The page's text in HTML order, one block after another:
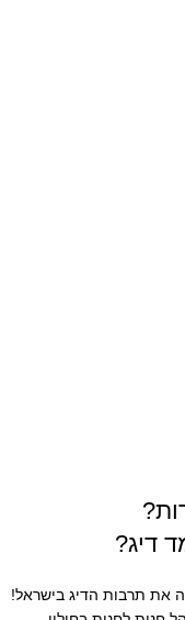
דיג?
את תרבות הדיג בישראל!